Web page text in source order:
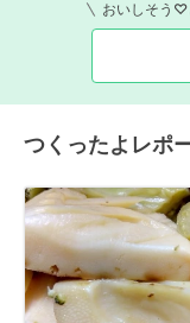
おいしそう♡
つくったよレポ